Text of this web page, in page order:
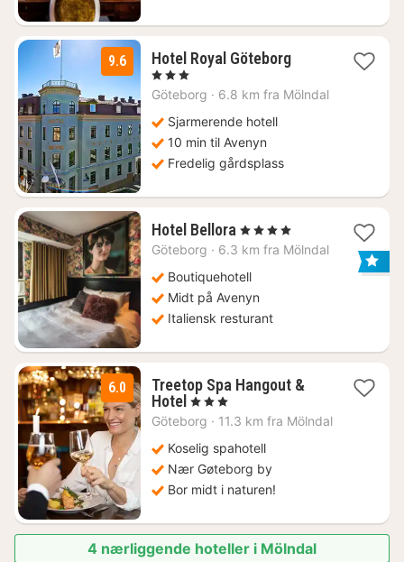
9.6 Hotel Royal Göteborg1
fra
, 3 Stjerner
Göteborg · 6.8 km fra Mölndal
Sjarmerende hotell
10 min til Avenyn
Fredelig gårdsplass
Hotel Bellora 1
natt
933
kr.
, 4 Stjerner
Göteborg · 6.3 km fra Mölndal
Boutiquehotell
Midt på Avenyn
Italiensk resturant
6.0
Treetop Spa Hangout &
Hotel 1
natt
fra
993
kr.
, 3 Stjerner
Göteborg · 11.3 km fra Mölndal
Koselig spahotell
Nær Gøteborg by
Bor midt i naturen!
4 nærliggende hoteller i Mölndal